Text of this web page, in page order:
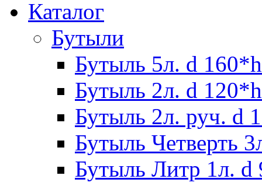
Каталог
Бутыли
Бутыль 5л. d
Бутыль 2л. d
Бутыль 2л. руч. d
Бутыль Четверть
Бутыль Литр 1л.